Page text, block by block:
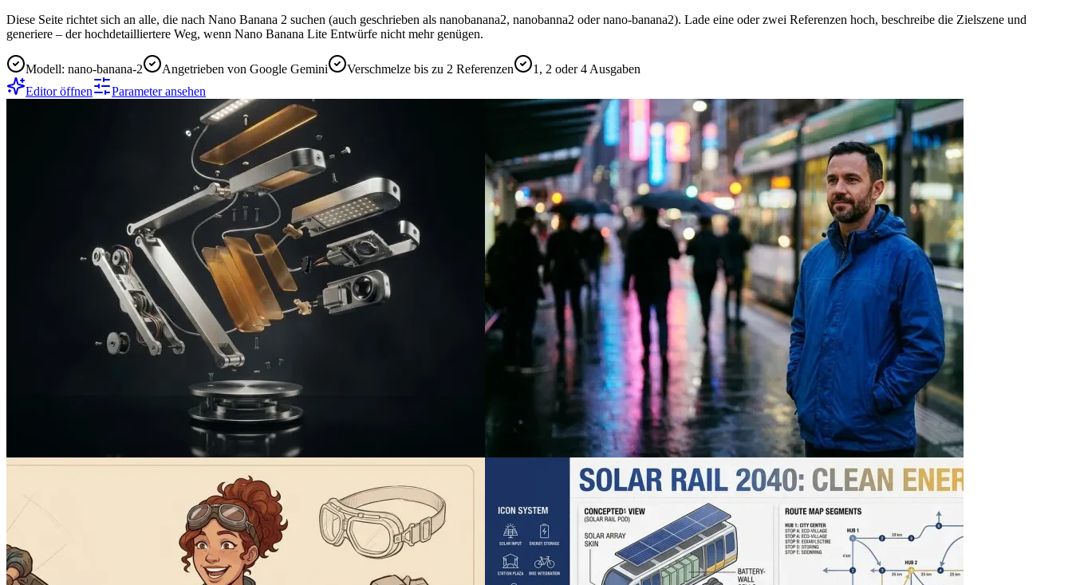
Diese Seite richtet sich an alle, die nach Nano Banana 2 suchen (auch geschrieben als nanobanana2, nanobanna2 oder nano-banana2). Lade eine oder zwei Referenzen hoch, beschreibe die Zielszene und
generiere – der hochdetailliertere Weg, wenn Nano Banana Lite Entwürfe nicht mehr genügen.
Modell: nano-banana-2 Angetrieben von Google Gemini Verschmelze bis zu 2 Referenzen
1, 2 oder 4 Ausgaben
Editor öffnen
Parameter ansehen